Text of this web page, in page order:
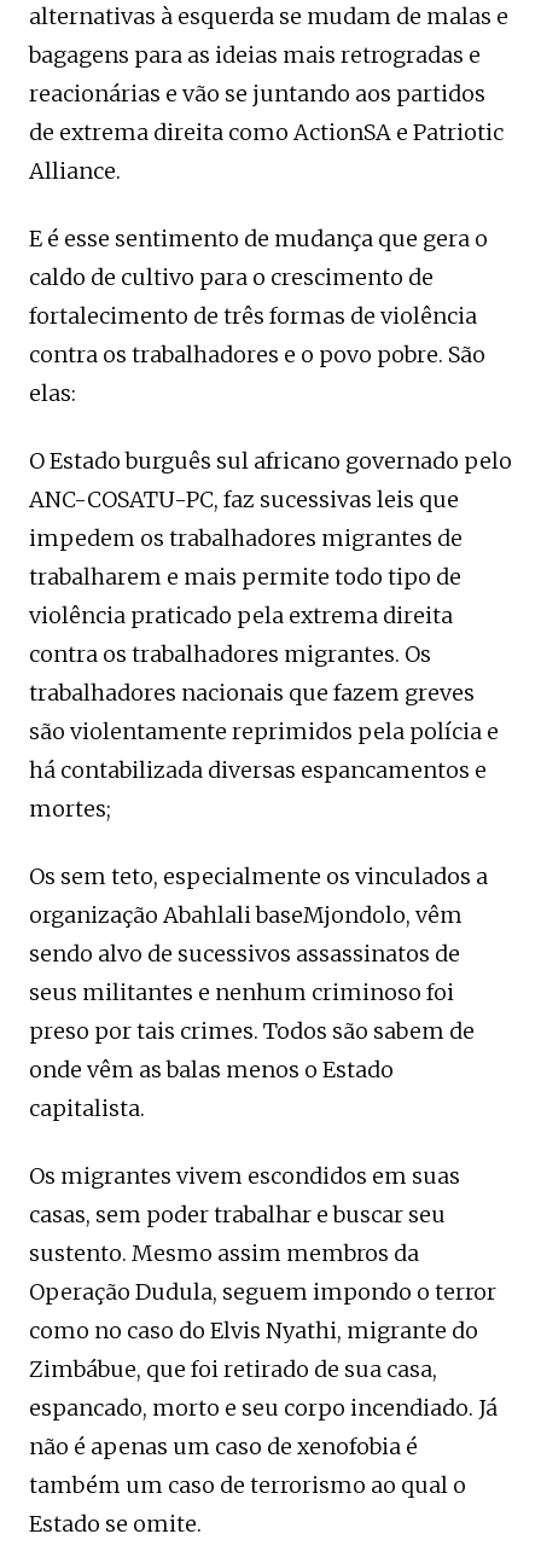
alternativas à esquerda se mudam de malas e
bagagens para as ideias mais retrogradas e
reacionárias e vão se juntando aos partidos
de extrema direita como ActionSA e Patriotic
Alliance.
E é esse sentimento de mudança que gera o
caldo de cultivo para o crescimento de
fortalecimento de três formas de violência
contra os trabalhadores e o povo pobre. São
elas:
O Estado burguês sul africano governado pelo
ANC-COSATU-PC, faz sucessivas leis que
impedem os trabalhadores migrantes de
trabalharem e mais permite todo tipo de
violência praticado pela extrema direita
contra os trabalhadores migrantes. Os
trabalhadores nacionais que fazem greves
são violentamente reprimidos pela polícia e
há contabilizada diversas espancamentos e
mortes;
Os sem teto, especialmente os vinculados a
organização Abahlali baseMjondolo, vêm
sendo alvo de sucessivos assassinatos de
seus militantes e nenhum criminoso foi
preso por tais crimes. Todos são sabem de
onde vêm as balas menos o Estado
capitalista.
Os migrantes vivem escondidos em suas
casas, sem poder trabalhar e buscar seu
sustento. Mesmo assim membros da
Operação Dudula, seguem impondo o terror
como no caso do Elvis Nyathi, migrante do
Zimbábue, que foi retirado de sua casa,
espancado, morto e seu corpo incendiado. Já
não é apenas um caso de xenofobia é
também um caso de terrorismo ao qual o
Estado se omite.